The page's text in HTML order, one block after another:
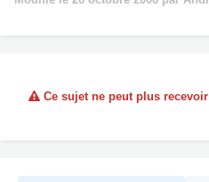
Ce sujet ne peut plus